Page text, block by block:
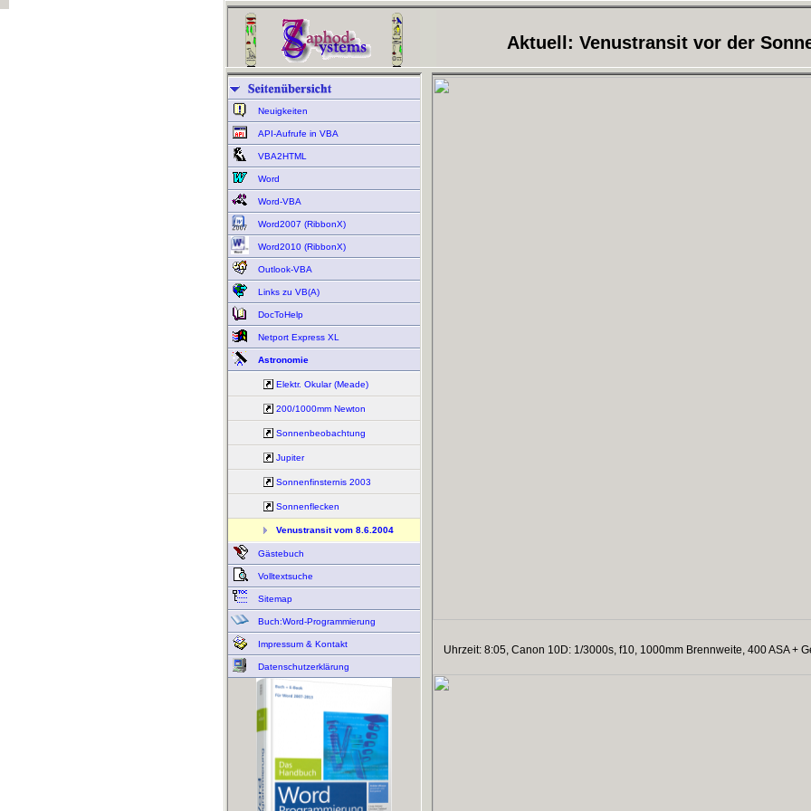
Aktuell: Venustransit vor der
Neuigkeiten
API-Aufrufe in VBA
VBA2HTML
Word
Word-VBA
Word2007 (RibbonX)
Word2010 (RibbonX)
Outlook-VBA
Links zu VB(A)
DocToHelp
Netport Express XL
Astronomie
Elektr. Okular (Meade)
200/1000mm Newton
Sonnenbeobachtung
Jupiter
Sonnenfinsternis 2003
Sonnenflecken
Venustransit vom 8.6.2004
Gästebuch
Volltextsuche
Sitemap
Buch:Word-Programmierung
Impressum & Kontakt
Datenschutzerklärung
Uhrzeit: 8:05, Canon 10D: 1/3000s, f10, 1000mm Brennweite, 400 ASA +